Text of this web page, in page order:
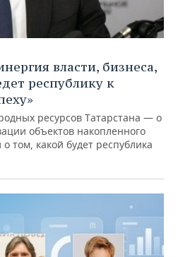
власти, бизнеса,
республику к
ресурсов Татарстана — о
объектов накопленного
том, какой будет республика